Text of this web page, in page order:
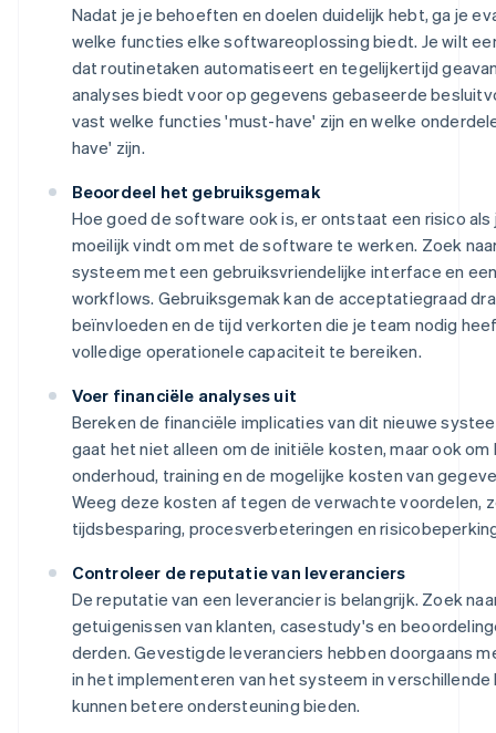
Nadat je je behoeften en doelen duidelijk hebt, ga je
welke functies elke softwareoplossing biedt. Je wilt
dat routinetaken automatiseert en tegelijkertijd
analyses biedt voor op gegevens gebaseerde
vast welke functies 'must-have' zijn en welke
have' zijn.
Beoordeel het gebruiksgemak
Hoe goed de software ook is, er ontstaat een risico
moeilijk vindt om met de software te werken. Zoek
systeem met een gebruiksvriendelijke interface en
workflows. Gebruiksgemak kan de acceptatiegraad
beïnvloeden en de tijd verkorten die je team nodig
volledige operationele capaciteit te bereiken.
Voer financiële analyses uit
Bereken de financiële implicaties van dit nieuwe
gaat het niet alleen om de initiële kosten, maar ook om
onderhoud, training en de mogelijke kosten van
Weeg deze kosten af tegen de verwachte voordelen,
tijdsbesparing, procesverbeteringen en
Controleer de reputatie van leveranciers
De reputatie van een leverancier is belangrijk. Zoek
getuigenissen van klanten, casestudy's en
derden. Gevestigde leveranciers hebben doorgaans
in het implementeren van het systeem in verschillende
kunnen betere ondersteuning bieden.